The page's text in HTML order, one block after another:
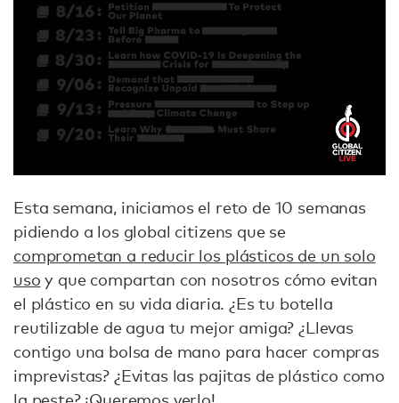
Esta semana, iniciamos el reto de 10 semanas
pidiendo a los global citizens que se
comprometan a reducir los plásticos de un solo
uso y que compartan con nosotros cómo evitan
el plástico en su vida diaria. ¿Es tu botella
reutilizable de agua tu mejor amiga? ¿Llevas
contigo una bolsa de mano para hacer compras
imprevistas? ¿Evitas las pajitas de plástico como